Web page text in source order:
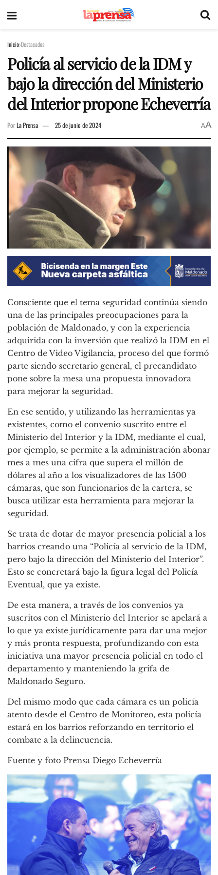
Inicio Destacados
Policía al servicio de la IDM y
bajo la dirección del Ministerio
del Interior propone Echeverría
PorLa Prensa 25 de junio de 2024 AA
Consciente que el tema seguridad continúa siendo
una de las principales preocupaciones para la
población de Maldonado, y con la experiencia
adquirida con la inversión que realizó la IDM en el
Centro de Video Vigilancia, proceso del que formó
parte siendo secretario general, el precandidato
pone sobre la mesa una propuesta innovadora
para mejorar la seguridad.
En ese sentido, y utilizando las herramientas ya
existentes, como el convenio suscrito entre el
Ministerio del Interior y la IDM, mediante el cual,
por ejemplo, se permite a la administración abonar
mes a mes una cifra que supera el millón de
dólares al año a los visualizadores de las 1500
cámaras, que son funcionarios de la cartera, se
busca utilizar esta herramienta para mejorar la
seguridad.
Se trata de dotar de mayor presencia policial a los
barrios creando una “Policía al servicio de la IDM,
pero bajo la dirección del Ministerio del Interior”.
Esto se concretará bajo la figura legal del Policía
Eventual, que ya existe.
De esta manera, a través de los convenios ya
suscritos con el Ministerio del Interior se apelará a
lo que ya existe jurídicamente para dar una mejor
y más pronta respuesta, profundizando con esta
iniciativa una mayor presencia policial en todo el
departamento y manteniendo la grifa de
Maldonado Seguro.
Del mismo modo que cada cámara es un policía
atento desde el Centro de Monitoreo, esta policía
estará en los barrios reforzando en territorio el
combate a la delincuencia.
Fuente y foto Prensa Diego Echeverría